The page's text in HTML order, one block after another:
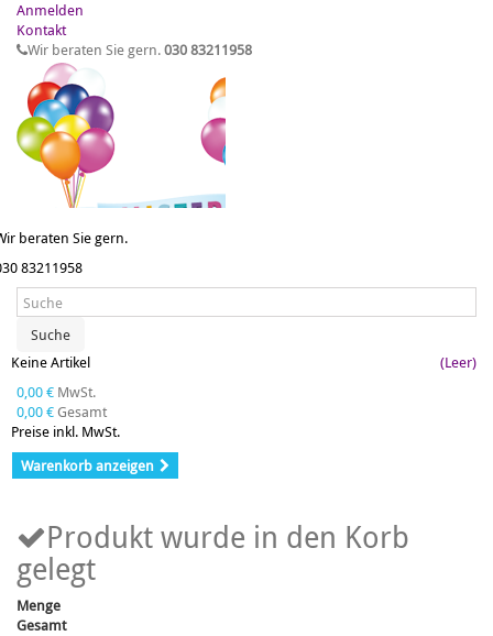
Anmelden
Kontakt
Wir beraten Sie gern.030 83211958
beraten Sie gern.
83211958
Suche
(Leer)
Keine Artikel
0,00 € MwSt.
0,00 €Gesamt
Preise inkl. MwSt.
Warenkorb anzeigen
Produkt wurde in den Korb
gelegt
Menge
Gesamt